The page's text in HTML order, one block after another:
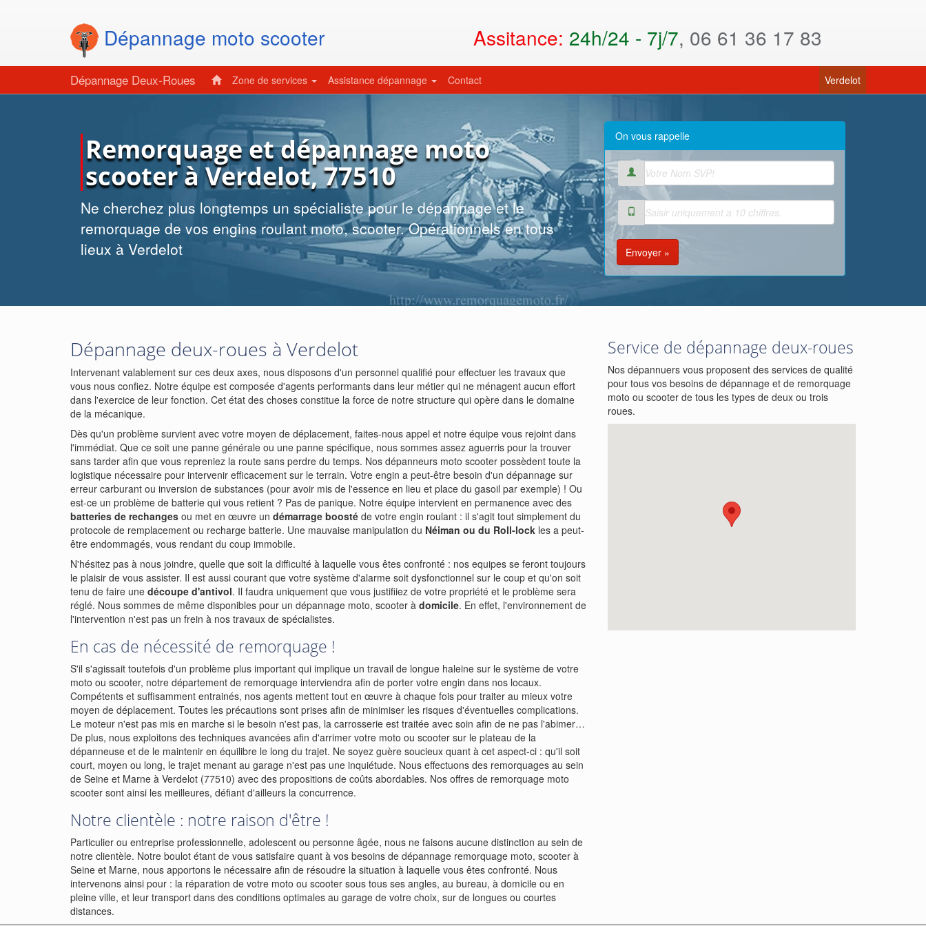
Dépannage moto scooter Assitance: 24h/24 - 7j/7, 06 61 36 17 83
Dépannage Deux-Roues Zone de services Assistance dépannage Contact Verdelot(current)
Remorquage et dépannage moto
scooter à Verdelot, 77510
Ne cherchez plus longtemps un spécialiste pour le dépannage et le
remorquage de vos engins roulant moto, scooter. Opérationnels en tous
lieux à Verdelot
On vous rappelle
Envoyer »
Dépannage deux-roues à Verdelot
Intervenant valablement sur ces deux axes, nous disposons d'un personnel qualifié pour effectuer les travaux que
vous nous confiez. Notre équipe est composée d'agents performants dans leur métier qui ne ménagent aucun effort
dans l'exercice de leur fonction. Cet état des choses constitue la force de notre structure qui opère dans le domaine
de la mécanique.
Dès qu'un problème survient avec votre moyen de déplacement, faites-nous appel et notre équipe vous rejoint dans
l'immédiat. Que ce soit une panne générale ou une panne spécifique, nous sommes assez aguerris pour la trouver
sans tarder afin que vous repreniez la route sans perdre du temps. Nos dépanneurs moto scooter possèdent toute la
logistique nécessaire pour intervenir efficacement sur le terrain. Votre engin a peut-être besoin d'un dépannage sur
erreur carburant ou inversion de substances (pour avoir mis de l'essence en lieu et place du gasoil par exemple) ! Ou
est-ce un problème de batterie qui vous retient ? Pas de panique. Notre équipe intervient en permanence avec des
batteries de rechanges ou met en œuvre un démarrage boosté de votre engin roulant : il s'agit tout simplement du
protocole de remplacement ou recharge batterie. Une mauvaise manipulation du Néiman ou du Roll-lock les a peut-
être endommagés, vous rendant du coup immobile.
N'hésitez pas à nous joindre, quelle que soit la difficulté à laquelle vous êtes confronté : nos equipes se feront toujours
le plaisir de vous assister. Il est aussi courant que votre système d'alarme soit dysfonctionnel sur le coup et qu'on soit
tenu de faire une découpe d'antivol. Il faudra uniquement que vous justifiiez de votre propriété et le problème sera
réglé. Nous sommes de même disponibles pour un dépannage moto, scooter à domicile. En effet, l'environnement de
l'intervention n'est pas un frein à nos travaux de spécialistes.
En cas de nécessité de remorquage !
S'il s'agissait toutefois d'un problème plus important qui implique un travail de longue haleine sur le système de votre
moto ou scooter, notre département de remorquage interviendra afin de porter votre engin dans nos locaux.
Compétents et suffisamment entrainés, nos agents mettent tout en œuvre à chaque fois pour traiter au mieux votre
moyen de déplacement. Toutes les précautions sont prises afin de minimiser les risques d'éventuelles complications.
Le moteur n'est pas mis en marche si le besoin n'est pas, la carrosserie est traitée avec soin afin de ne pas l'abimer…
De plus, nous exploitons des techniques avancées afin d'arrimer votre moto ou scooter sur le plateau de la
dépanneuse et de le maintenir en équilibre le long du trajet. Ne soyez guère soucieux quant à cet aspect-ci : qu'il soit
court, moyen ou long, le trajet menant au garage n'est pas une inquiétude. Nous effectuons des remorquages au sein
de Seine et Marne à Verdelot (77510) avec des propositions de coûts abordables. Nos offres de remorquage moto
scooter sont ainsi les meilleures, défiant d'ailleurs la concurrence.
Notre clientèle : notre raison d'être !
Particulier ou entreprise professionnelle, adolescent ou personne âgée, nous ne faisons aucune distinction au sein de
notre clientèle. Notre boulot étant de vous satisfaire quant à vos besoins de dépannage remorquage moto, scooter à
Seine et Marne, nous apportons le nécessaire afin de résoudre la situation à laquelle vous êtes confronté. Nous
intervenons ainsi pour : la réparation de votre moto ou scooter sous tous ses angles, au bureau, à domicile ou en
pleine ville, et leur transport dans des conditions optimales au garage de votre choix, sur de longues ou courtes
distances.
Service de dépannage deux-roues
Nos dépannuers vous proposent des services de qualité
pour tous vos besoins de dépannage et de remorquage
moto ou scooter de tous les types de deux ou trois
roues.